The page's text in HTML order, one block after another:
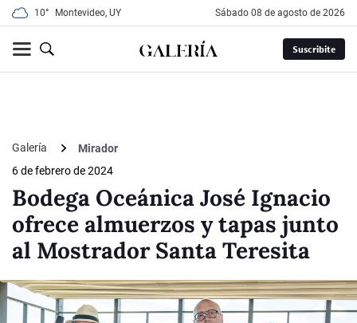
10° Montevideo, UY sábado 08 de agosto de 2026
Suscribite
Galería
Mirador
6 de febrero de 2024
Bodega Oceánica José Ignacio
ofrece almuerzos y tapas junto
al Mostrador Santa Teresita